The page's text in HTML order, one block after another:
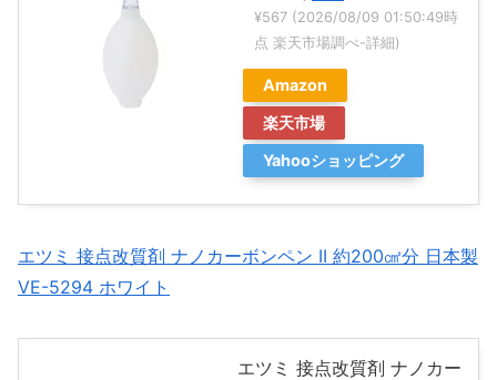
¥567 (2026/08/09 01:50:49時
点 楽天市場調べ-詳細)
Amazon
楽天市場
Yahooショッピング
エツミ 接点改質剤 ナノカーボンペン II 約200㎠分 日本製
VE-5294 ホワイト
エツミ 接点改質剤 ナノカー